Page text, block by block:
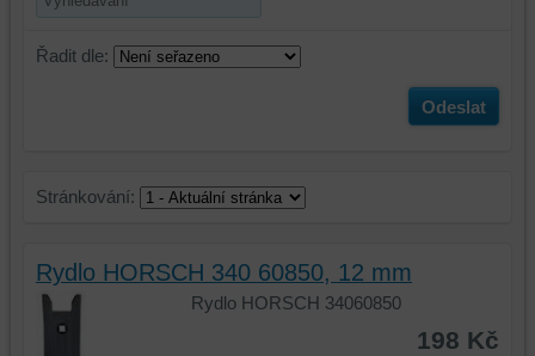
Řadit dle:
Odeslat
Stránkování:
Rydlo HORSCH 340 60850, 12 mm
Rydlo HORSCH 34060850
198 Kč